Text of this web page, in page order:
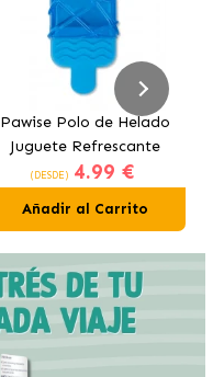
Pawise Polo de Helado
Juguete Refrescante
para Perros
(DESDE) 4.99 €
Añadir al Carrito